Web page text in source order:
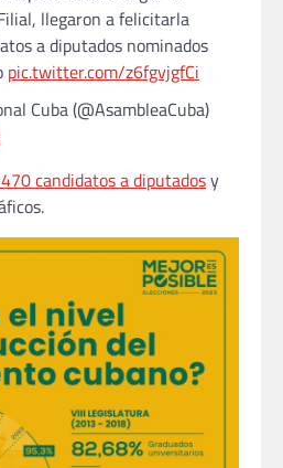
llegaron a felicitarla
a diputados nominados
pic.twitter.com/z6fgvjgfCi
Cuba (@AsambleaCuba)
candidatos a diputadosy